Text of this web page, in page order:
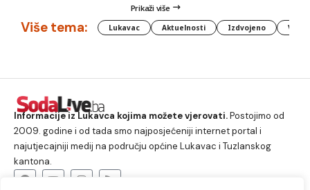
Prikaži više
Više tema: Lukavac Aktuelnosti Izdvojeno
Informacije iz Lukavca kojima možete vjerovati.Postojimo od
2009. godine i od tada smo najposjećeniji internet portal i
najutjecajniji medij na području općine Lukavac i Tuzlanskog
kantona.